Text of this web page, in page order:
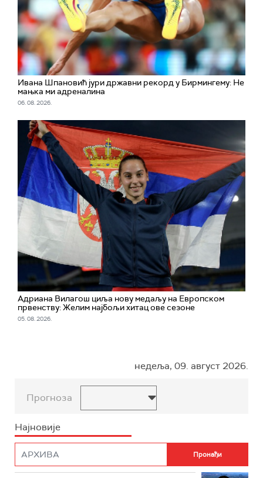
Ивана Шпановић јури државни рекорд у Бирмингему: Не
мањка ми адреналина
06. 08. 2026.
Адриана Вилагош циља нову медаљу на Европском
првенству: Желим најбољи хитац ове сезоне
05. 08. 2026.
недеља, 09. август 2026.
Прогноза
Најновије